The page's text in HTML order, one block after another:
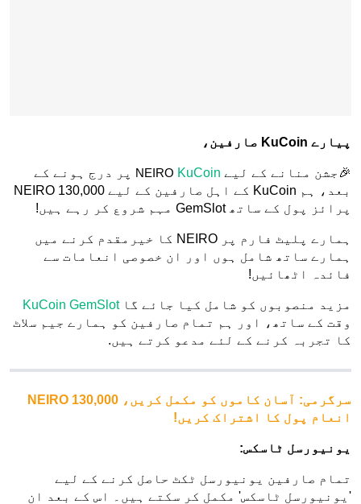
پیارے KuCoin صارفین،
🎉جشن منانے کے لیے KuCoin
پر درج ہونے کے
بعد، ہم KuCoin کے اہل صارفین کے لیے 130,000 NEIRO
پرائز پول کے ساتھ GemSlot مہم شروع کر رہے ہیں!
ہمارے پلیٹ فارم پر NEIRO کا خیرمقدم کرنے میں
ہمارے ساتھ شامل ہوں اور ان خصوصی انعامات سے
فائدہ اٹھائیں!
مزید منصوبوں کو شامل کیا جائے گاKuCoin GemSlot
وقت کے ساتھ، اور ہم تمام صارفین کو ہمارے جیم سلاٹ
کا تجربہ کرنے کے لئے مدعو کرتے ہیں.
سرگرمی: آسان کاموں کو مکمل کریں، 130,000 NEIRO
انعام پول کا اشتراک کریں!
یونیورسل ٹاسکس:
تمام صارفین یونیورسل ٹکٹ حاصل کرنے کے لیے
'یونیورسل ٹاسکس' مکمل کر سکتے ہیں۔ اس کے بعد ان